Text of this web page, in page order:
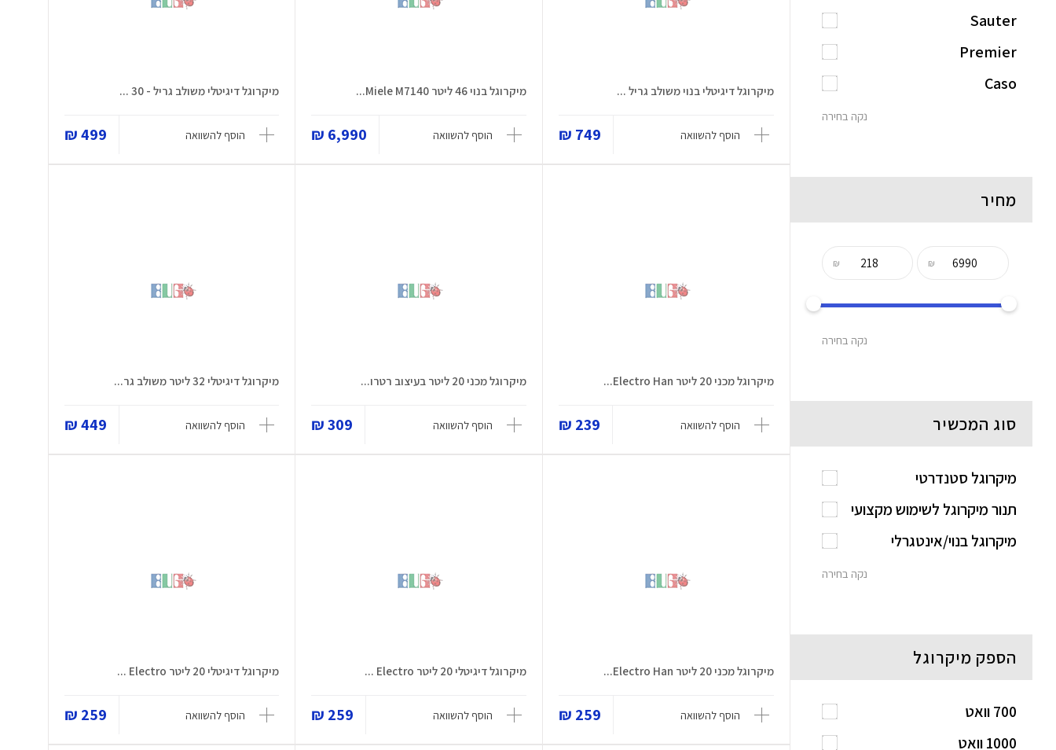
מיקרוגל דיגיטלי בנוי משולב גריל ...
הוסף להשוואה 749 ₪
מיקרוגל בנוי 46 ליטר Miele M7140...
הוסף להשוואה 6,990 ₪
מיקרוגל דיגיטלי משולב גריל - 30 ...
הוסף להשוואה 499 ₪
מיקרוגל מכני 20 ליטר Electro Han...
הוסף להשוואה 239 ₪
מיקרוגל מכני 20 ליטר בעיצוב רטרו...
הוסף להשוואה 309 ₪
מיקרוגל דיגיטלי 32 ליטר משולב גר...
הוסף להשוואה 449 ₪
מיקרוגל מכני 20 ליטר Electro Han...
הוסף להשוואה 259 ₪
מיקרוגל דיגיטלי 20 ליטר Electro ...
הוסף להשוואה 259 ₪
מיקרוגל דיגיטלי 20 ליטר Electro ...
הוסף להשוואה 259 ₪
Sauter
Premier
Caso
נקה בחירה
מחיר
₪
₪
נקה בחירה
סוג המכשיר
מיקרוגל סטנדרטי
תנור מיקרוגל לשימוש מקצועי
מיקרוגל בנוי/אינטגרלי
נקה בחירה
הספק מיקרוגל
700 וואט
1000 וואט